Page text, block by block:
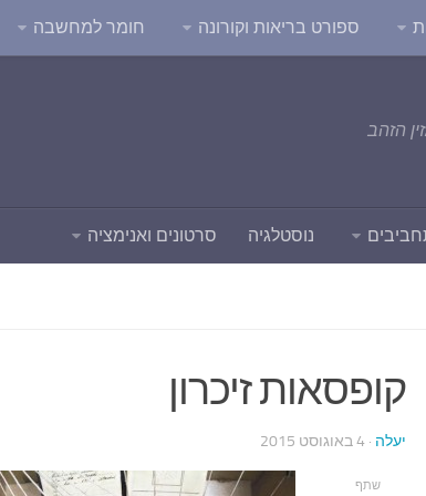
ספורט בריאות וקורונה חומר למחשבה
הזהב
נוסטלגיה סרטונים ואנימציה
קופסאות זיכרון
יעלה · 4 באוגוסט 2015
שתף